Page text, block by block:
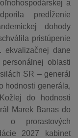
a
predĺženie
dohody
pristúpenie
ekvalizačnej dane
oblasti
SR – generál
hodnosti generála,
do hodnosti
Marek Banas do
o prorastových
2027 kabinet